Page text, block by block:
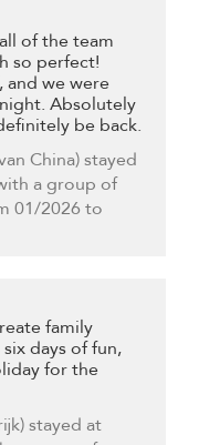
of the team
so perfect!
and we were
Absolutely
be back.
China) stayed
a group of
01/2026 to
family
days of fun,
for the
stayed at